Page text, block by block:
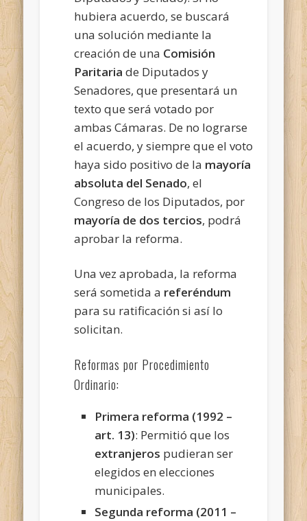
hubiera acuerdo, se buscará
una solución mediante la
creación de una Comisión
Paritaria de Diputados y
Senadores, que presentará un
texto que será votado por
ambas Cámaras. De no lograrse
el acuerdo, y siempre que el voto
haya sido positivo de la mayoría
absoluta del Senado, el
Congreso de los Diputados, por
mayoría de dos tercios, podrá
aprobar la reforma.
Una vez aprobada, la reforma
será sometida a referéndum
para su ratificación si así lo
solicitan.
Reformas por Procedimiento
Ordinario:
Primera reforma (1992 –
art. 13): Permitió que los
extranjeros pudieran ser
elegidos en elecciones
municipales.
Segunda reforma (2011 –